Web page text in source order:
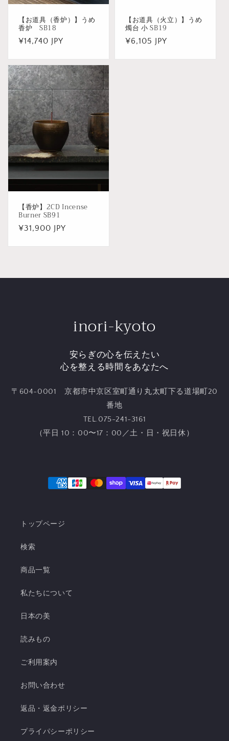
【お道具（香炉）】うめ
香炉 SB18
通
価
格
¥14,740 JPY
【お道具（火立）】うめ
燭台 小 SB19
通
¥6,105 JPY
【香炉】2CD Incense
Burner SB91
通
¥31,900 JPY
inori-kyoto
安らぎの心を伝えたい
心を整える時間をあなたへ
〒604-0001 京都市中京区室町通り丸太町下る道場町20
番地
TEL.075-241-3161
（平日 10：00〜17：00／土・日・祝日休）
トップページ
検索
商品一覧
私たちについて
日本の美
読みもの
ご利用案内
お問い合わせ
返品・返金ポリシー
プライパシーポリシー